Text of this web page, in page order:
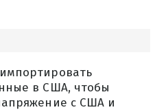
в США, чтобы
с США и